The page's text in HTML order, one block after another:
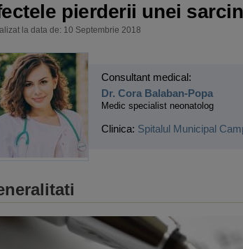
pierderii unei
la data de: 10 Septembrie 2018
Consultant medical:
Dr. Cora Balaban-Popa
Medic specialist neonatolog
Clinica: Spitalul Municipal